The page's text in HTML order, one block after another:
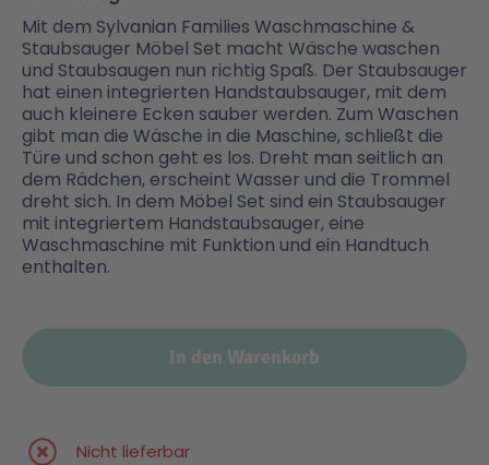
Kreativ
Malen & Zeichnen
Harry Potter™
Marvel™ Super Heroes
Minecraft™
Minifiguren
NINJAGO®
Heroes
Knights
NOVELMORE
Sports Action
VW
Mit dem Sylvanian Families Waschmaschine &
Staubsauger Möbel Set macht Wäsche waschen
und Staubsaugen nun richtig Spaß. Der Staubsauger
hat einen integrierten Handstaubsauger, mit dem
auch kleinere Ecken sauber werden. Zum Waschen
gibt man die Wäsche in die Maschine, schließt die
Türe und schon geht es los. Dreht man seitlich an
dem Rädchen, erscheint Wasser und die Trommel
dreht sich. In dem Möbel Set sind ein Staubsauger
mit integriertem Handstaubsauger, eine
Waschmaschine mit Funktion und ein Handtuch
enthalten.
In den Warenkorb
Nicht lieferbar